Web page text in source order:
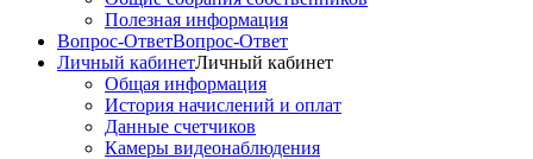
Полезная информация
Вопрос-ОтветВопрос-Ответ
Личный кабинетЛичный кабинет
Общая информация
История начислений и оплат
Данные счетчиков
Камеры видеонаблюдения